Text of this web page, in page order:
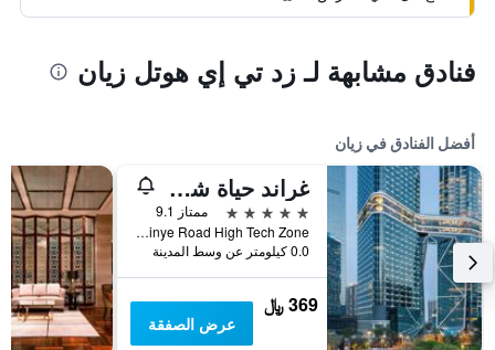
فنادق مشابهة لـ زد تي إي هوتل زيان
أفضل الفنادق في زيان
غراند حياة شي أن
5 نجوم
ممتاز 9.1
No 12 Jinye Road High Tech Zone, زيان, الصين
0.0 كيلومتر عن وسط المدينة
369 ﷼
عرض الصفقة